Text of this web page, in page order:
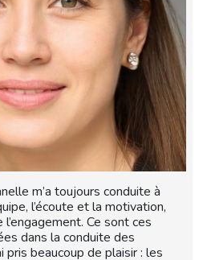
m’a toujours conduite à
l’écoute et la motivation,
Ce sont ces
dans la conduite des
pris beaucoup de plaisir : les